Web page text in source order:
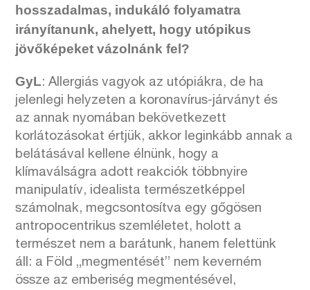
hosszadalmas, indukáló folyamatra
irányítanunk, ahelyett, hogy utópikus
jövőképeket vázolnánk fel?
GyL: Allergiás vagyok az utópiákra, de ha
jelenlegi helyzeten a koronavírus-járványt és
az annak nyomában bekövetkezett
korlátozásokat értjük, akkor leginkább annak a
belátásával kellene élnünk, hogy a
klímaválságra adott reakciók többnyire
manipulatív, idealista természetképpel
számolnak, megcsontosítva egy gőgösen
antropocentrikus szemléletet, holott a
természet nem a barátunk, hanem felettünk
áll: a Föld „megmentését” nem keverném
össze az emberiség megmentésével,